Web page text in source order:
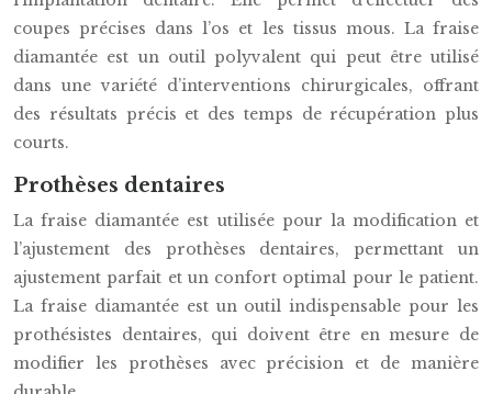
coupes précises dans l’os et les tissus mous. La fraise
diamantée est un outil polyvalent qui peut être utilisé
dans une variété d’interventions chirurgicales, offrant
des résultats précis et des temps de récupération plus
courts.
Prothèses dentaires
La fraise diamantée est utilisée pour la modification et
l’ajustement des prothèses dentaires, permettant un
ajustement parfait et un confort optimal pour le patient.
La fraise diamantée est un outil indispensable pour les
prothésistes dentaires, qui doivent être en mesure de
modifier les prothèses avec précision et de manière